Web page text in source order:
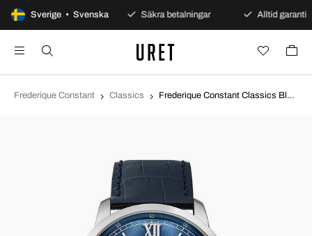
Sverige • Svenska
100 dagars öppet köp Säkra betalningar Alltid garanti
Frederique Constant Classics Frederique Constant Classics Blå/Läder Ø38.5 mm FC-301N3B6